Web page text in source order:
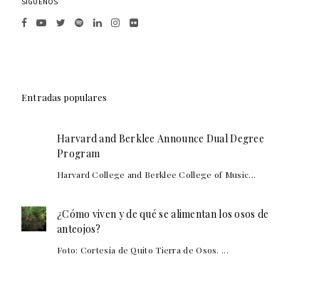
Entradas populares
Harvard and Berklee Announce Dual Degree
Program
Harvard College and Berklee College of Music...
¿Cómo viven y de qué se alimentan los osos de
anteojos?
Foto: Cortesía de Quito Tierra de Osos. ...